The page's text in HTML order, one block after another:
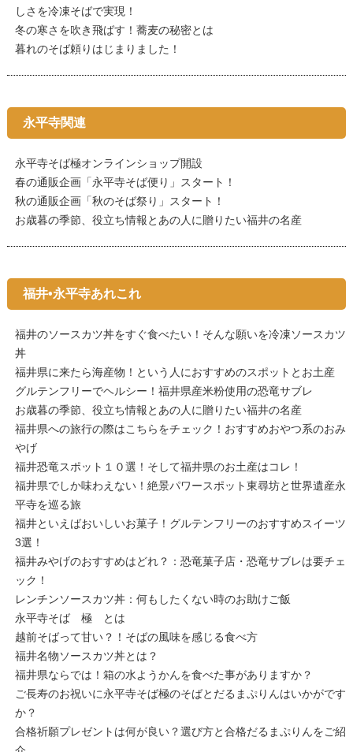
しさを冷凍そばで実現！
冬の寒さを吹き飛ばす！蕎麦の秘密とは
暮れのそば頼りはじまりました！
永平寺関連
永平寺そば極オンラインショップ開設
春の通販企画「永平寺そば便り」スタート！
秋の通販企画「秋のそば祭り」スタート！
お歳暮の季節、役立ち情報とあの人に贈りたい福井の名産
福井•永平寺あれこれ
福井のソースカツ丼をすぐ食べたい！そんな願いを冷凍ソースカツ
丼
福井県に来たら海産物！という人におすすめのスポットとお土産
グルテンフリーでヘルシー！福井県産米粉使用の恐竜サブレ
お歳暮の季節、役立ち情報とあの人に贈りたい福井の名産
福井県への旅行の際はこちらをチェック！おすすめおやつ系のおみ
やげ
福井恐竜スポット１０選！そして福井県のお土産はコレ！
福井県でしか味わえない！絶景パワースポット東尋坊と世界遺産永
平寺を巡る旅
福井といえばおいしいお菓子！グルテンフリーのおすすめスイーツ
3選！
福井みやげのおすすめはどれ？：恐竜菓子店・恐竜サブレは要チェ
ック！
レンチンソースカツ丼：何もしたくない時のお助けご飯
永平寺そば 極 とは
越前そばって甘い？！そばの風味を感じる食べ方
福井名物ソースカツ丼とは？
福井県ならでは！箱の水ようかんを食べた事がありますか？
ご長寿のお祝いに永平寺そば極のそばとだるまぷりんはいかがです
か？
合格祈願プレゼントは何が良い？選び方と合格だるまぷりんをご紹